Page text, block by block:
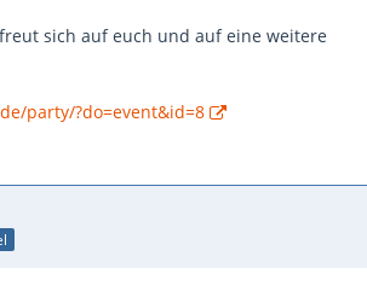
sich auf euch und auf eine weitere
party/?do=event&id=8